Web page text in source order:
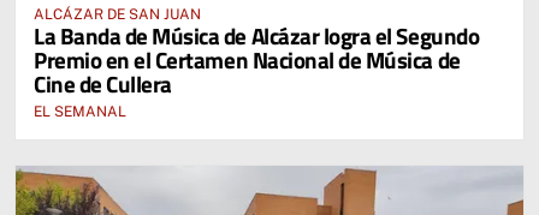
ALCÁZAR DE SAN JUAN
La Banda de Música de Alcázar logra el Segundo
Premio en el Certamen Nacional de Música de
Cine de Cullera
EL SEMANAL